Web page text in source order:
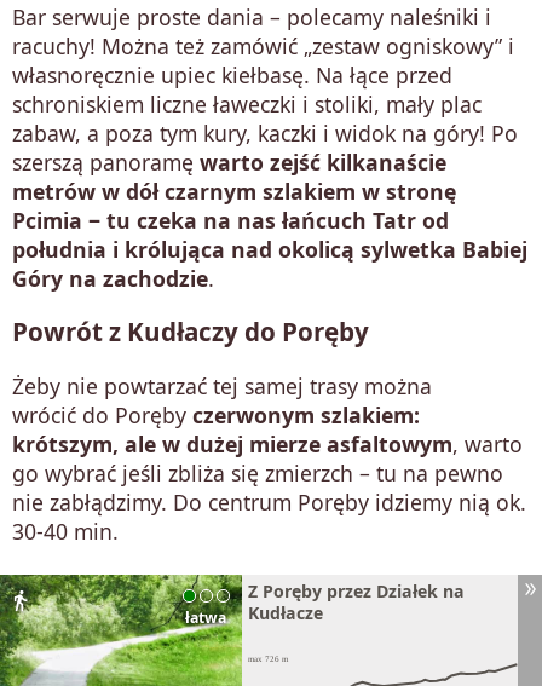
Bar serwuje proste dania – polecamy naleśniki i
racuchy! Można też zamówić „zestaw ogniskowy” i
własnoręcznie upiec kiełbasę. Na łące przed
schroniskiem liczne ławeczki i stoliki, mały plac
zabaw, a poza tym kury, kaczki i widok na góry! Po
szerszą panoramę warto zejść kilkanaście
metrów w dół czarnym szlakiem w stronę
Pcimia ‒ tu czeka na nas łańcuch Tatr od
południa i królująca nad okolicą sylwetka Babiej
Góry na zachodzie.
Powrót z Kudłaczy do Poręby
Żeby nie powtarzać tej samej trasy można
wrócić do Poręby czerwonym szlakiem:
krótszym, ale w dużej mierze asfaltowym, warto
go wybrać jeśli zbliża się zmierzch – tu na pewno
nie zabłądzimy. Do centrum Poręby idziemy nią ok.
30-40 min.
łatwa
directions_walk
Z Poręby przez Działek na
Kudłacze